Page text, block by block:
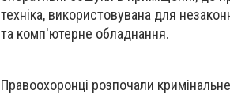
техніка, використовувана для
та комп'ютерне обладнання.
Правоохоронці розпочали